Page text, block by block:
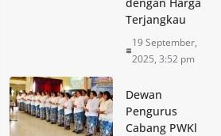
Terjangkau
19 September,
2025, 3:52 pm
Dewan
Pengurus
Cabang PWKl